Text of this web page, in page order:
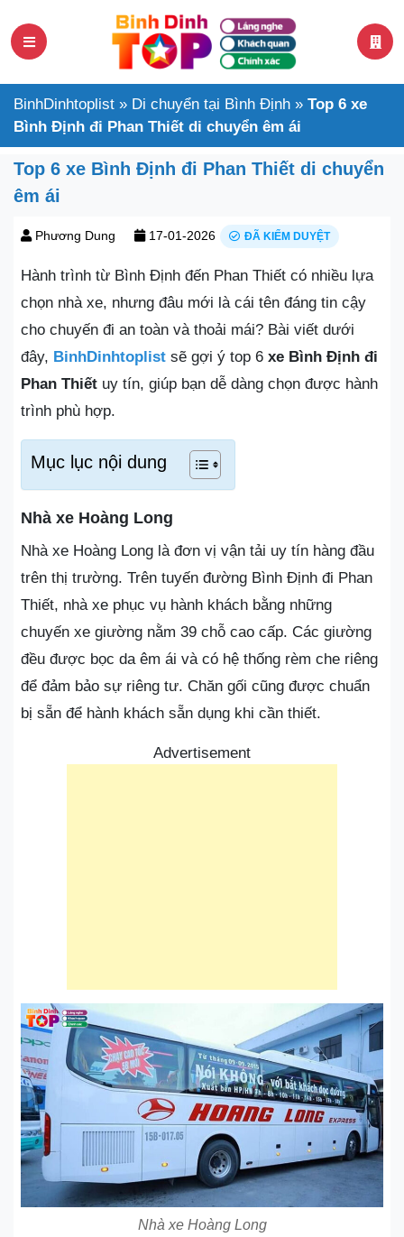
BinhDinhtoplist » Di chuyển tại Bình Định » Top 6 xe
Bình Định đi Phan Thiết di chuyển êm ái
Top 6 xe Bình Định đi Phan Thiết di chuyển
êm ái
Phương Dung 17-01-2026 ĐÃ KIỂM DUYỆT
Hành trình từ Bình Định đến Phan Thiết có nhiều lựa
chọn nhà xe, nhưng đâu mới là cái tên đáng tin cậy
cho chuyến đi an toàn và thoải mái? Bài viết dưới
đây, BinhDinhtoplist sẽ gợi ý top 6 xe Bình Định đi
Phan Thiết uy tín, giúp bạn dễ dàng chọn được hành
trình phù hợp.
Mục lục nội dung
Nhà xe Hoàng Long
Nhà xe Hoàng Long là đơn vị vận tải uy tín hàng đầu
trên thị trường. Trên tuyến đường Bình Định đi Phan
Thiết, nhà xe phục vụ hành khách bằng những
chuyến xe giường nằm 39 chỗ cao cấp. Các giường
đều được bọc da êm ái và có hệ thống rèm che riêng
để đảm bảo sự riêng tư. Chăn gối cũng được chuẩn
bị sẵn để hành khách sẵn dụng khi cần thiết.
Advertisement
Nhà xe Hoàng Long